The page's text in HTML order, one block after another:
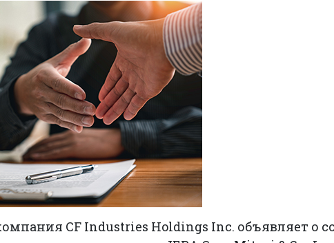
CF Industries Holdings Inc. объявляет о